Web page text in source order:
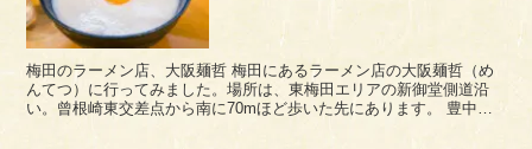
梅田のラーメン店、大阪麺哲 梅田にあるラーメン店の大阪麺哲（め
んてつ）に行ってみました。場所は、東梅田エリアの新御堂側道沿
い。曾根崎東交差点から南に70mほど歩いた先にあります。 豊中麺